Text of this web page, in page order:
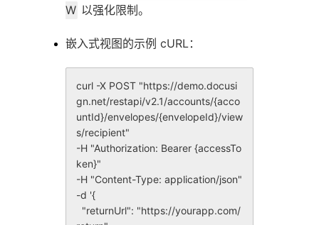
W 以强化限制。
嵌入式视图的示例 cURL：
curl -X POST "https://demo.docusi
gn.net/restapi/v2.1/accounts/{acco
untId}/envelopes/{envelopeId}/view
s/recipient"
-H "Authorization: Bearer {accessTo
ken}"
-H "Content-Type: application/json"
-d '{